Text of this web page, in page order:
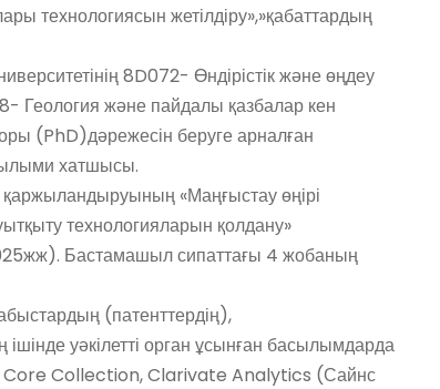
технологиясын жетілдіру»,»қабаттардың
8D072- Өндірістік және өңдеу
Геология және пайдалы қазбалар кен
(PhD)дәрежесін беруге арналған
хатшысы.
«Маңғыстау өңірі
технологияларын қолдану»
Бастамашыл сипаттағы 4 жобаның
(патенттердің),
уәкілетті орган ұсынған басылымдарда
Collection, Clarivate Analytics (Сайнс